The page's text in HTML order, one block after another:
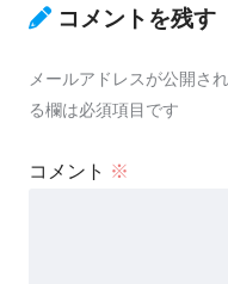
コメントを残す
メールアドレスが公開さ
る欄は必須項目です
コメント ※